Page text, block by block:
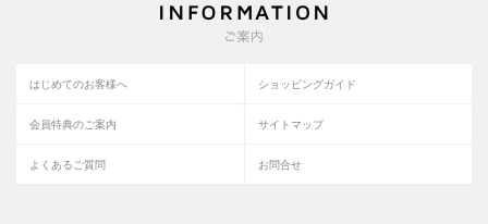
はじめてのお客様へ ショッピングガイド
会員特典のご案内 サイトマップ
よくあるご質問 お問合せ